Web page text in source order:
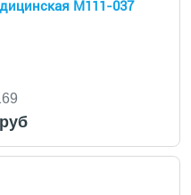
М111-037